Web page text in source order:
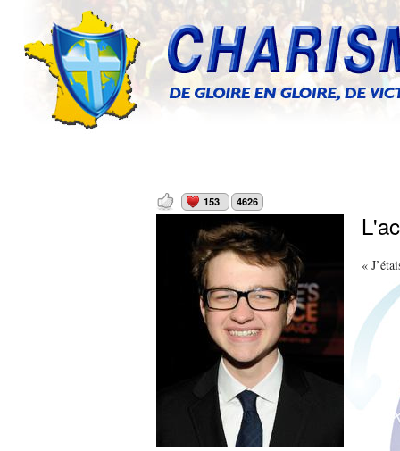
153 4626
«